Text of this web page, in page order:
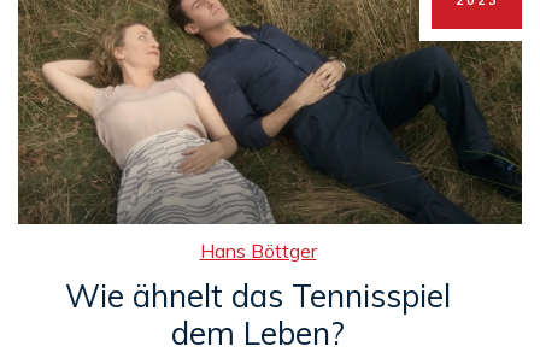
Hans Böttger
Wie ähnelt das Tennisspiel
dem Leben?